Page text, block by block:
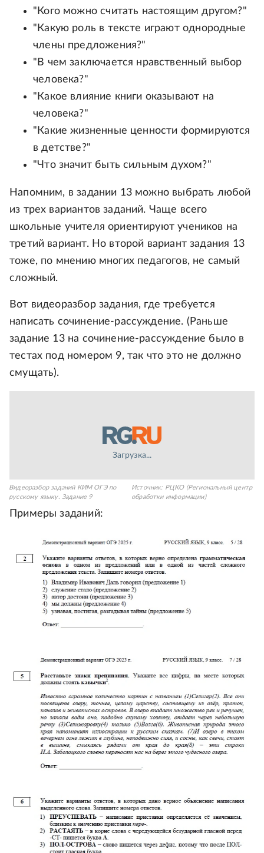
"Кого можно считать настоящим другом?"
"Какую роль в тексте играют однородные
члены предложения?"
"В чем заключается нравственный выбор
человека?"
"Какое влияние книги оказывают на
человека?"
"Какие жизненные ценности формируются
в детстве?"
"Что значит быть сильным духом?"
Напомним, в задании 13 можно выбрать любой
из трех вариантов заданий. Чаще всего
школьные учителя ориентируют учеников на
третий вариант. Но второй вариант задания 13
тоже, по мнению многих педагогов, не самый
сложный.
Вот видеоразбор задания, где требуется
написать сочинение-рассуждение. (Раньше
задание 13 на сочинение-рассуждение было в
тестах под номером 9, так что это не должно
смущать).
Загрузка...
Видеоразбор заданий КИМ ОГЭ по
русскому языку. Задание 9
Источник: РЦКО (Региональный центр
обработки информации)
Примеры заданий: